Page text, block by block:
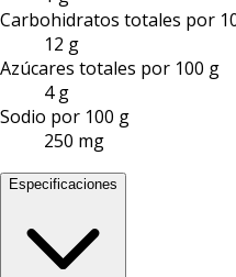
Carbohidratos totales por
12 g
Azúcares totales por 100 g
4 g
Sodio por 100 g
250 mg
Especificaciones